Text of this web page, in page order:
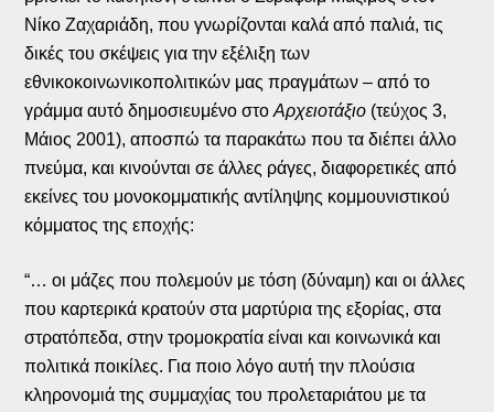
Νίκο Ζαχαριάδη, που γνωρίζονται καλά από παλιά, τις
δικές του σκέψεις για την εξέλιξη των
εθνικοκοινωνικοπολιτικών μας πραγμάτων – από το
γράμμα αυτό δημοσιευμένο στοΑρχειοτάξιο (τεύχος 3,
Μάιος 2001), αποσπώ τα παρακάτω που τα διέπει άλλο
πνεύμα, και κινούνται σε άλλες ράγες, διαφορετικές από
εκείνες του μονοκομματικής αντίληψης κομμουνιστικού
κόμματος της εποχής:
“… οι μάζες που πολεμούν με τόση (δύναμη) και οι άλλες
που καρτερικά κρατούν στα μαρτύρια της εξορίας, στα
στρατόπεδα, στην τρομοκρατία είναι και κοινωνικά και
πολιτικά ποικίλες. Για ποιο λόγο αυτή την πλούσια
κληρονομιά της συμμαχίας του προλεταριάτου με τα